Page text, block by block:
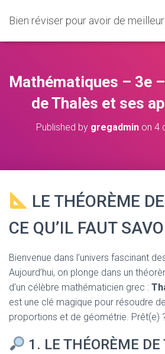
Bien réviser pour avoir de
Mathématiques – 3e
de Thalès et ses
Published by gregadmin on 4
LE THÉORÈME
CE QU’IL FAUT
Bienvenue dans l’univers fascinant
Aujourd’hui, on plonge dans un
d’un célèbre mathématicien grec :
est une clé magique pour résoudre
proportions et de géométrie. Prêt(e)
1. LE THÉORÈME DE